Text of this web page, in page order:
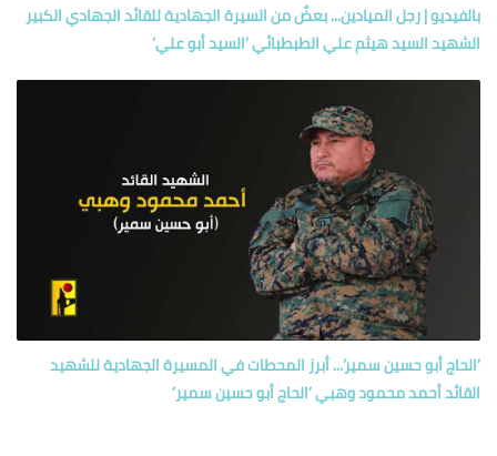
بالفيديو | رجل الميادين... بعضٌ من السيرة الجهادية للقائد الجهادي الكبير
الشهيد السيد هيثم علي الطبطبائي ’السيد أبو علي’
’الحاج أبو حسين سمير’... أبرز المحطات في المسيرة الجهادية للشهيد
القائد أحمد محمود وهبي ’الحاج أبو حسين سمير’